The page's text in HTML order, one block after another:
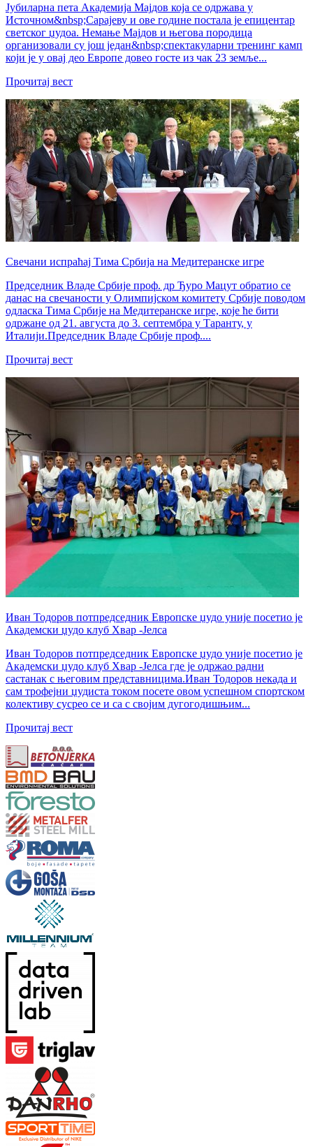
Јубиларна пета Академија Мајдов која се одржава у
Источном&nbsp;Сарајеву и ове године постала је епицентар
светског џудоа. Немање Мајдов и његова породица
организовали су још један&nbsp;спектакуларни тренинг камп
који је у овај део Европе довео госте из чак 23 земље...
Прочитај вест
Свечани испраћај Тима Србија на Медитеранске игре
Председник Владе Србије проф. др Ђуро Мацут обратио се
данас на свечаности у Олимпијском комитету Србије поводом
одласка Тима Србије на Медитеранске игре, које ће бити
одржане од 21. августа до 3. септембра у Таранту, у
Италији.Председник Владе Србије проф....
Прочитај вест
Иван Тодоров потпредседник Европске џудо уније посетио је
Академски џудо клуб Хвар -Јелса
Иван Тодоров потпредседник Европске џудо уније посетио је
Академски џудо клуб Хвар -Јелса где је одржао радни
састанак с његовим представницима.Иван Тодоров некада и
сам трофејни џудиста током посете овом успешном спортском
колективу сусрео се и са с својим дугогодишњим...
Прочитај вест